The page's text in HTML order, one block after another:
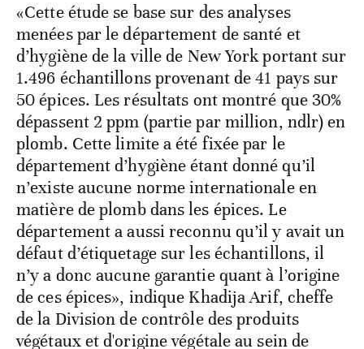
«Cette étude se base sur des analyses
menées par le département de santé et
d’hygiène de la ville de New York portant sur
1.496 échantillons provenant de 41 pays sur
50 épices. Les résultats ont montré que 30%
dépassent 2 ppm (partie par million, ndlr) en
plomb. Cette limite a été fixée par le
département d’hygiène étant donné qu’il
n’existe aucune norme internationale en
matière de plomb dans les épices. Le
département a aussi reconnu qu’il y avait un
défaut d’étiquetage sur les échantillons, il
n’y a donc aucune garantie quant à l’origine
de ces épices», indique Khadija Arif, cheffe
de la Division de contrôle des produits
végétaux et d'origine végétale au sein de